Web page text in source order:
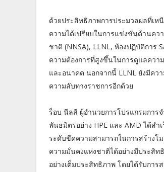
ด้วยประสิทธิภาพการประมวลผลที่เห
ความได้เปรียบในการแข่งขันด้านคว
ชาติ (NNSA), LLNL, ห้องปฏิบัติการ
ความต้องการที่สูงขึ้นในการดูแลควา
และอนาคต นอกจากนี้ LLNL ยังมีคว
ความลับทางราชการอีกด้วย
ร็อบ นีลลี ผู้อำนวยการโปรแกรมการ
พันธมิตรอย่าง HPE และ AMD ได้ส
ระดับขีดความสามารถในการสร้าง
ความมั่นคงแห่งชาติได้อย่างมีประสิ
อย่างเต็มประสิทธิภาพ โดยได้รับการ